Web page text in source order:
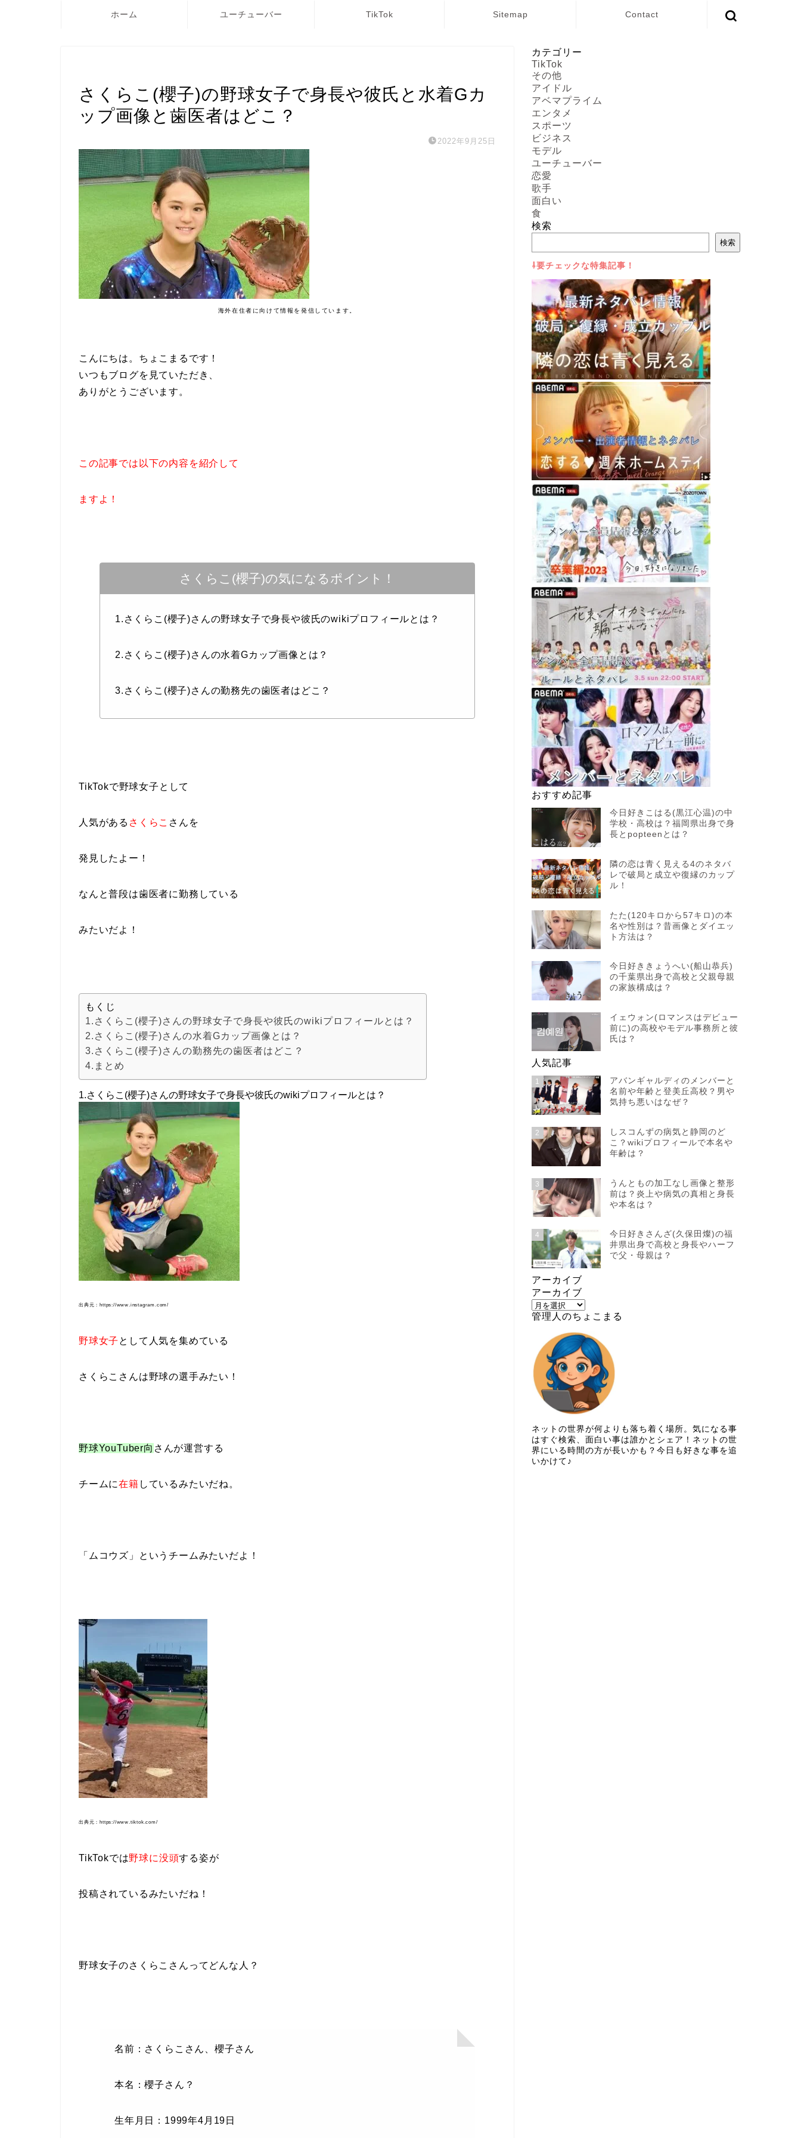
ホーム ユーチューバー TikTok Sitemap Contact
さくらこ(櫻子)の野球女子で身長や彼氏と水着Gカ
ップ画像と歯医者はどこ？
2022年9月25日
海外在住者に向けて情報を発信しています。
こんにちは。ちょこまるです！
いつもブログを見ていただき、
ありがとうございます。
この記事では以下の内容を紹介して
ますよ！
さくらこ(櫻子)の気になるポイント！
1.さくらこ(櫻子)さんの野球女子で身長や彼氏のwikiプロフィールとは？
2.さくらこ(櫻子)さんの水着Gカップ画像とは？
3.さくらこ(櫻子)さんの勤務先の歯医者はどこ？
TikTokで野球女子として
人気がある さくらこ さんを
発見したよー！
なんと普段は歯医者に勤務している
みたいだよ！
もくじ
1.さくらこ(櫻子)さんの野球女子で身長や彼氏のwikiプロフィールとは？
2.さくらこ(櫻子)さんの水着Gカップ画像とは？
3.さくらこ(櫻子)さんの勤務先の歯医者はどこ？
4.まとめ
1.さくらこ(櫻子)さんの野球女子で身長や彼氏のwikiプロフィールとは？
出典元：https://www.instagram.com/
野球女子 として人気を集めている
さくらこさんは野球の選手みたい！
野球YouTuber向 さんが運営する
チームに在籍 しているみたいだね。
「ムコウズ」 というチームみたいだよ！
出典元：https://www.tiktok.com/
TikTokでは野球に没頭する姿が
投稿されているみたいだね！
野球女子のさくらこ さんってどんな人？
名前：さくらこさん、櫻子さん
本名：櫻子さん？
生年月日：1999年4月19日
カテゴリー
TikTok
その他
アイドル
アベマプライム
エンタメ
スポーツ
ビジネス
モデル
ユーチューバー
恋愛
歌手
面白い
食
検索
検索
⇩要チェックな特集記事！
おすすめ記事
今日好きこはる(黒江心温)の中
学校・高校は？福岡県出身で身
長とpopteenとは？
隣の恋は青く見える4のネタバ
レで破局と成立や復縁のカップ
ル！
たた(120キロから57キロ)の本
名や性別は？昔画像とダイエッ
ト方法は？
今日好ききょうへい(船山恭兵)
の千葉県出身で高校と父親母親
の家族構成は？
イェウォン(ロマンスはデビュー
前に)の高校やモデル事務所と彼
氏は？
人気記事
1
アバンギャルディのメンバーと
名前や年齢と登美丘高校？男や
気持ち悪いはなぜ？
2
しスコんずの病気と静岡のど
こ？wikiプロフィールで本名や
年齢は？
3
うんともの加工なし画像と整形
前は？炎上や病気の真相と身長
や本名は？
4
今日好きさんざ(久保田燦)の福
井県出身で高校と身長やハーフ
で父・母親は？
アーカイブ
アーカイブ
管理人のちょこまる
ネットの世界が何よりも落ち着く場所。気になる事
はすぐ検索、面白い事は誰かとシェア！ネットの世
界にいる時間の方が長いかも？今日も好きな事を追
いかけて♪